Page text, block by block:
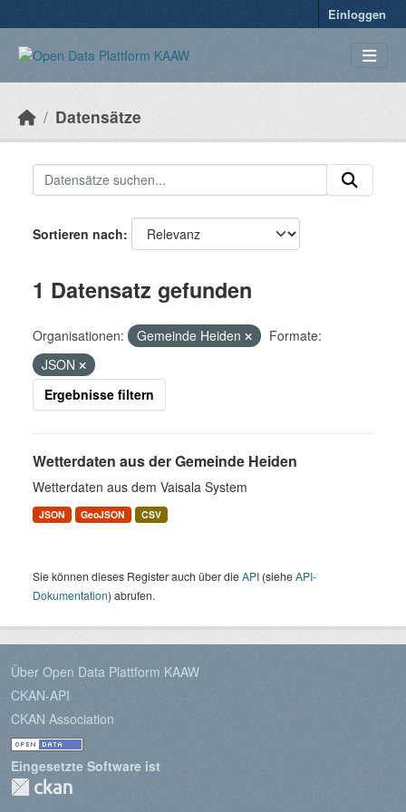
Einloggen
Datensätze
Sortieren nach
1 Datensatz gefunden
Organisationen: Gemeinde Heiden
Formate:
JSON
Ergebnisse filtern
Wetterdaten aus der Gemeinde Heiden
Wetterdaten aus dem Vaisala System
JSON GeoJSON CSV
Sie können dieses Register auch über dieAPI (sieheAPI-
Dokumentation) abrufen.
Über Open Data Plattform KAAW
CKAN-API
CKAN Association
Eingesetzte Software ist